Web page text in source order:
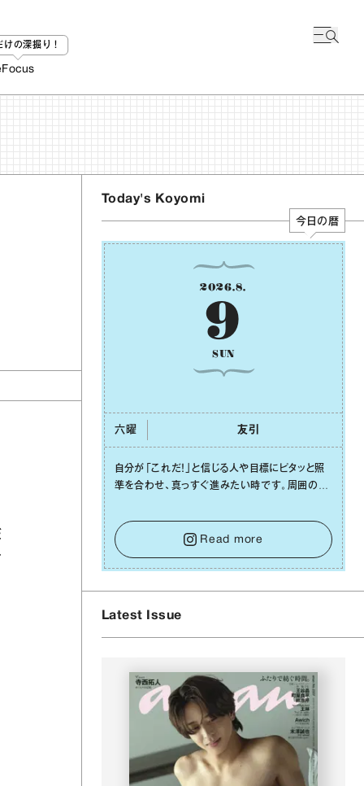
けの深掘り！
Focus
Today's Koyomi
今日の暦
2026.8.
9
SUN
六曜 友引
⾃分が「これだ！」と信じる⼈や⽬標にピタッと照
準を合わせ、真っすぐ進みたい時です。周囲の環
ても、あれこれ迷う必要はありません。余計なノイ
ズをそっと⼿放し、⽬の前のことに集中しましょ
う。そのブレない決意が、あなたにとって有意義
で安定した成果を引き寄せます。
Read more
Latest Issue